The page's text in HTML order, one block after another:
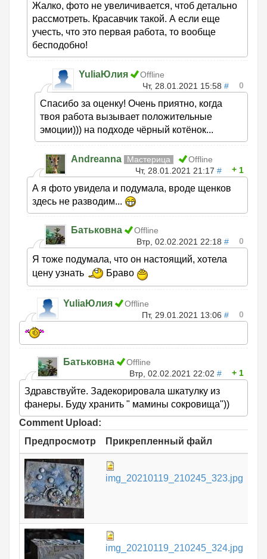
Жалко, фото не увеличивается, чтоб детально
рассмотреть. Красавчик такой. А если еще
учесть, что это первая работа, то вообще
бесподобно!
YuliaЮлия
Offline
Чт, 28.01.2021 15:58 # 0
Спасибо за оценку! Очень приятно, когда
твоя работа вызывает положительные
эмоции))) на подходе чёрный котёнок...
Andreanna Мастерица
Offline
Чт, 28.01.2021 21:17 # 1
А я фото увидела и подумала, вроде щенков
здесь не разводим...
Батьковна
Offline
Втр, 02.02.2021 22:18 # 0
Я тоже подумала, что он настоящий, хотела
цену узнать
Браво
YuliaЮлия
Offline
Пт, 29.01.2021 13:06 # 0
Батьковна
Offline
Втр, 02.02.2021 22:02 # 1
Здравствуйте. Задекорировала шкатулку из
фанеры. Буду хранить " мамины сокровища"))
Comment Upload:
Предпросмотр
Прикрепленный файл
img_20210119_210245_323.jpg
img_20210119_210245_324.jpg